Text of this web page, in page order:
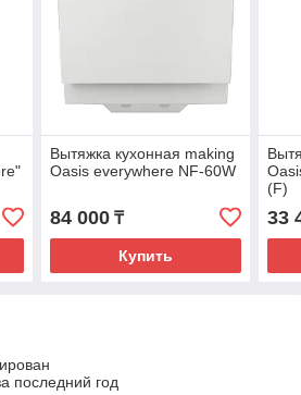
Вытяжка кухонная making
Oasis everywhere NF-60W
84 000₸
Купить
(F)
33
последний год